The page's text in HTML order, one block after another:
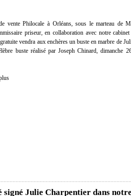
vente Philocale à Orléans, sous le marteau de
priseur, en collaboration avec notre
vendra aux enchères un buste en marbre de
buste réalisé par Joseph Chinard, dimanche
Julie Charpentier dans notre